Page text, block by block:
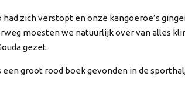
zich verstopt en onze kangoeroe’s
moesten we natuurlijk over van alles
gezet.
groot rood boek gevonden in de